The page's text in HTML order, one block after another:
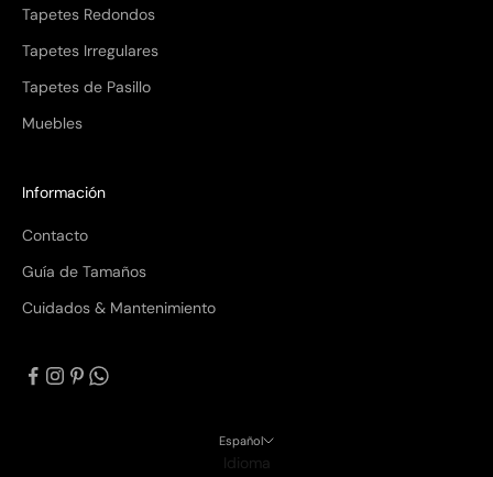
Tapetes Redondos
Tapetes Irregulares
Tapetes de Pasillo
Muebles
Información
Contacto
Guía de Tamaños
Cuidados & Mantenimiento
Español
Idioma